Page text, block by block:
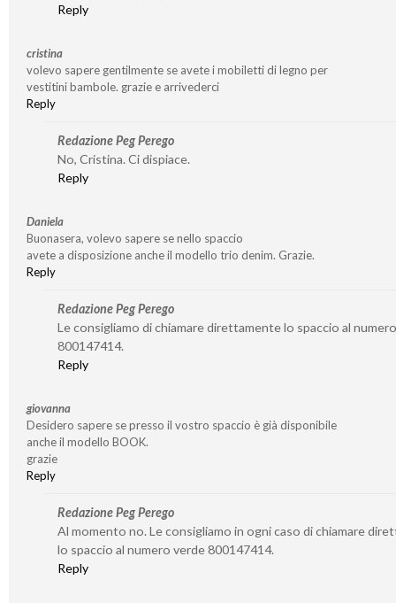
Reply
cristina
volevo sapere gentilmente se avete i mobiletti di legno per
vestitini bambole. grazie e arrivederci
Reply
Redazione Peg Perego
No, Cristina. Ci dispiace.
Reply
Daniela
Buonasera, volevo sapere se nello spaccio
avete a disposizione anche il modello trio denim. Grazie.
Reply
Redazione Peg Perego
Le consigliamo di chiamare direttamente lo spaccio al
800147414.
Reply
giovanna
Desidero sapere se presso il vostro spaccio è già disponibile
anche il modello BOOK.
grazie
Reply
Redazione Peg Perego
Al momento no. Le consigliamo in ogni caso di chiamare
lo spaccio al numero verde 800147414.
Reply